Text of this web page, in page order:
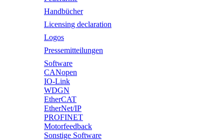
Handbücher
Licensing declaration
Logos
Pressemitteilungen
Software
CANopen
IO-Link
WDGN
EtherCAT
EtherNet/IP
PROFINET
Motorfeedback
Sonstige Software